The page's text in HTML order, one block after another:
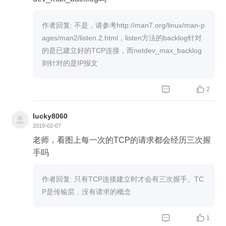
作者回复: 不是，请参考http://man7.org/linux/man-p
ages/man2/listen.2.html，listen方法的backlog针对
的是已建立好的TCP连接，而netdev_max_backlog
则针对的是IP报文
  2
lucky8060
2019-02-07
老师，看图上每一次的TCP的请求都会经历三次握
手吗
作者回复: 只有TCP连接建立时才会有三次握手。TC
P是传输层，没有请求的概念
  1